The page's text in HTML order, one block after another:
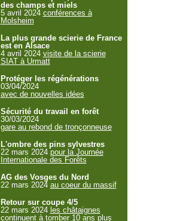
des champs et miels
5 avril 2024 conférences à
Molsheim
La plus grande scierie de France
est en Alsace
4 avril 2024 visite de la scierie
SIAT à Urmatt
Protéger les régénérations
03/04/2024
avec de nouvelles idées
Sécurité du travail en forêt
30/03/2024
gare au rebond de tronçonneuse
L'ombre des pins sylvestres
22 mars 2024 pour la Journée
Internationale des Forêts
AG des Vosges du Nord
22 mars 2024 au coeur du massif
Retour sur coupe 4/5
22 mars 2024 les châtaignes
continuent à tomber 10 ans plus